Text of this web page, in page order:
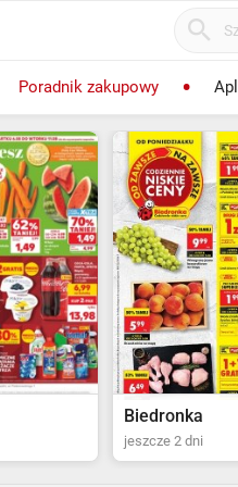
Poradnik zakupowy
POLOmarket
jeszcze 5 dni